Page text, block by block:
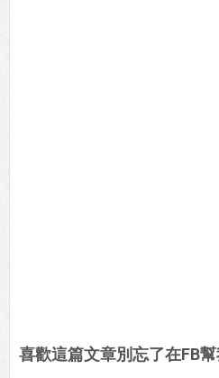
喜歡這篇文章別忘了在FB